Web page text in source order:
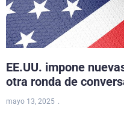
EE.UU. impone
otra ronda de
mayo 13, 2025